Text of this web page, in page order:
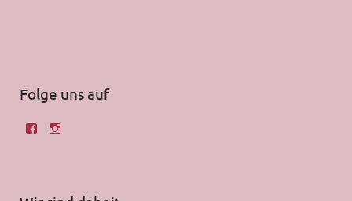
Folge uns auf